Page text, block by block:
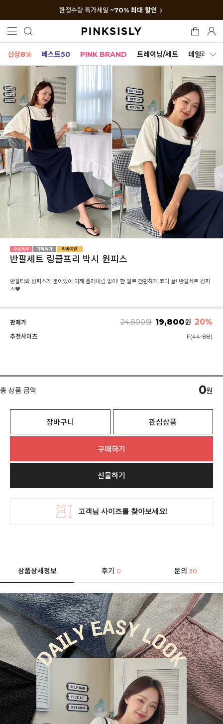
한정수량 특가세일 ~70% 최대 할인
신상8% 베스트50 PINK BRAND 트레이닝/세트 데일리세트
반팔세트 링클프리 박시 원피스
반팔티와 원피스가 붙어있어 어깨 흘러내림 없이! 한 벌로 간편하게 코디 끝! 반팔세트 원피
스♥
판매가 24,800원 19,800원 20%
추천사이즈 F(44-88)
총 상품 금액 0원
장바구니 관심상품
구매하기
선물하기
상품상세정보 후기0 문의 30